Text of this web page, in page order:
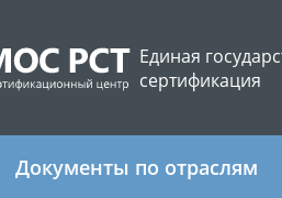
Единая
сертификация
Документы по отраслям